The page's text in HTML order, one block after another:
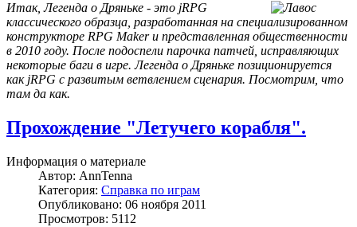
Итак, Легенда о Дряньке - это jRPG
классического образца, разработанная на специализированном
конструкторе RPG Makerи представленная общественности
в 2010 году. После подоспели парочка патчей, исправляющих
некоторые баги в игре. Легенда о Дряньке позиционируется
как jRPG с развитым ветвлением сценария. Посмотрим, что
там да как.
Прохождение "Летучего корабля".
Информация о материале
Автор: AnnTenna
Категория: Справка по играм
Опубликовано: 06 ноября 2011
Просмотров: 5112